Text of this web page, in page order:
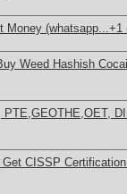
Money (whatsapp...+1
Weed Hashish
CISSP